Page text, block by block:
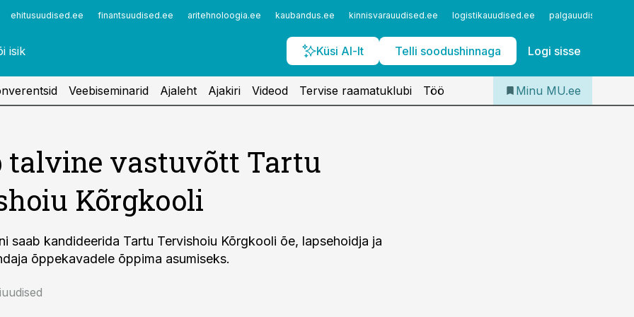
ehitusuudised.ee finantsuudised.ee aritehnoloogia.ee kaubandus.ee kinnisvarauudised.ee logistikauudised.ee palgauudised.ee
Küsi AI-lt Telli soodushinnaga Logi sisse
Iseteenindus
Telli Meditsiiniuudised
Veebiseminarid Ajaleht Ajakiri Videod Tervise raamatuklubi Töö Minu MU.ee
talvine vastuvõtt Tartu
Kõrgkooli
saab kandideerida Tartu Tervishoiu Kõrgkooli õe, lapsehoidja ja
õppekavadele õppima asumiseks.